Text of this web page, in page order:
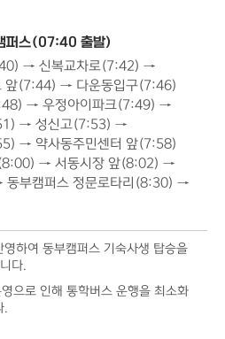
퍼스(07:40 출발)
→ 신복교차로(7:42) →
앞(7:44) → 다운동입구(7:46)
→ 우정아이파크(7:49) →
→ 성신고(7:53) →
→ 약사동주민센터 앞(7:58)
→ 서동시장 앞(8:02) →
부캠퍼스 정문로타리(8:30) →
하여 동부캠퍼스 기숙사생 탑승을
다.
으로 인해 통학버스 운행을 최소화
.